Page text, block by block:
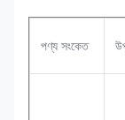
পণ্য সংকেত